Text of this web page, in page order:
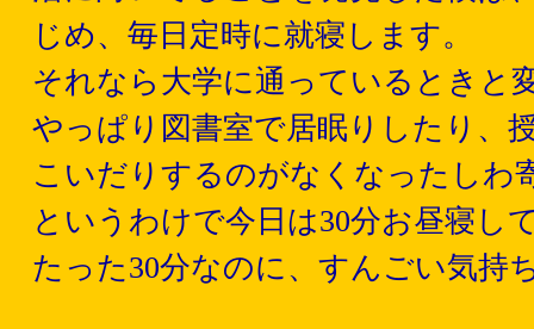
じめ、毎日定時に就寝します。
それなら大学に通っているとき
やっぱり図書室で居眠りしたり、
こいだりするのがなくなったしわ
というわけで今日は30分お昼寝し
たった30分なのに、すんごい気持